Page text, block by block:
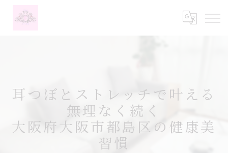
耳つぼとストレッチで叶える
無理なく続く
大阪府大阪市都島区の健康美
習慣